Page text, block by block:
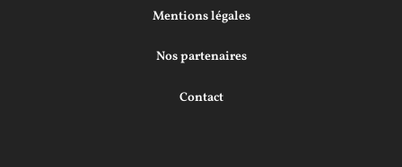
Mentions légales
Nos partenaires
Contact